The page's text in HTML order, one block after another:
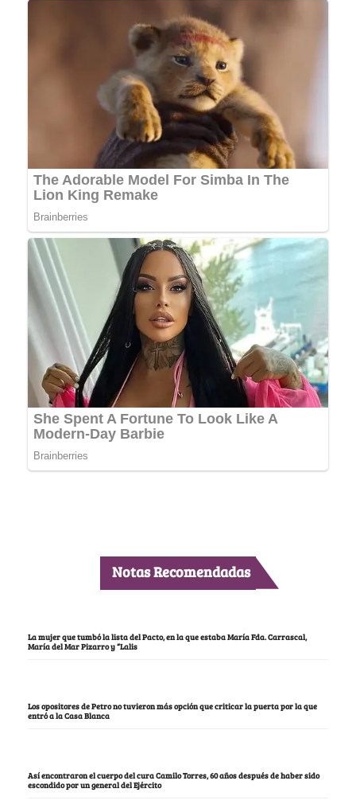
Notas Recomendadas
La mujer que tumbó la lista del Pacto, en la que estaba María Fda. Carrascal,
María del Mar Pizarro y “Lalis
Los opositores de Petro no tuvieron más opción que criticar la puerta por la que
entró a la Casa Blanca
Así encontraron el cuerpo del cura Camilo Torres, 60 años después de haber sido
escondido por un general del Ejército